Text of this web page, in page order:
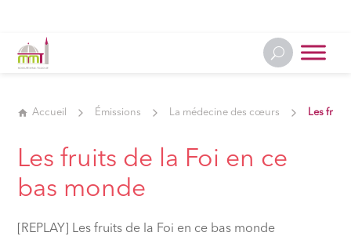
Accueil Émissions La médecine des cœurs Les
Les fruits de la Foi en ce
bas monde
[REPLAY] Les fruits de la Foi en ce bas monde